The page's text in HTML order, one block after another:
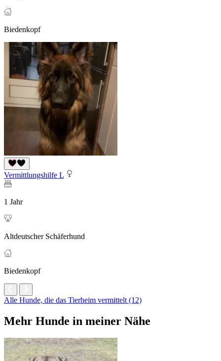
Biedenkopf
Vermittlungshilfe L
1 Jahr
Altdeutscher Schäferhund
Biedenkopf
Alle Hunde, die das Tierheim vermittelt (12)
Mehr Hunde in meiner Nähe